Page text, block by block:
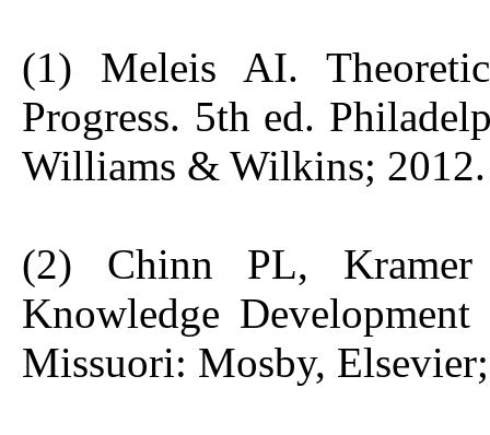
(1) Meleis AI.
Progress. 5th ed.
Williams & Wilkins; 2012.
(2) Chinn PL,
Knowledge
Missuori: Mosby,